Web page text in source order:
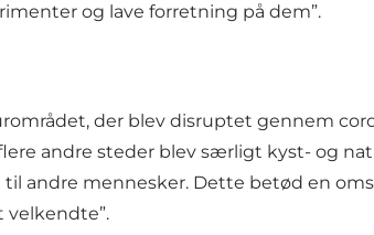
og lave forretning på dem”.
der blev disruptet gennem
andre steder blev særligt kyst- og
andre mennesker. Dette betød en
velkendte”.